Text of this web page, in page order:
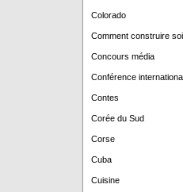
Colorado
Comment construire
Concours média
Conférence
Contes
Corée du Sud
Corse
Cuba
Cuisine